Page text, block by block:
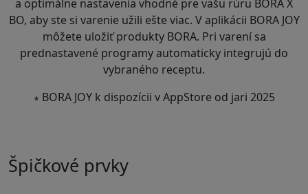
a optimálne nastavenia vhodné pre vašu rúru BORA X
BO, aby ste si varenie užili ešte viac. V aplikácii BORA JOY
môžete uložiť produkty BORA. Pri varení sa
prednastavené programy automaticky integrujú do
vybraného receptu.
∗ BORA JOY k dispozícii v AppStore od jari 2025
Špičkové prvky